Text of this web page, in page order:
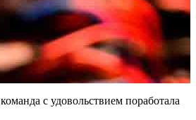
с удовольствием поработала